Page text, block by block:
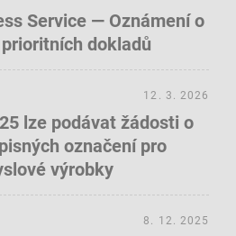
Service — Oznámení o
dokladů
lze podávat žádosti o
označení pro
výrobky
12. 3. 2026
8. 12. 2025